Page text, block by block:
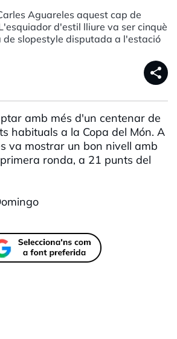
Aguareles aquest cap de
d'estil lliure va ser cinquè
de slopestyle disputada a l'estació
share
amb més d'un centenar de
habituals a la Copa del Món. A
va mostrar un bon nivell amb
ronda, a 21 punts del